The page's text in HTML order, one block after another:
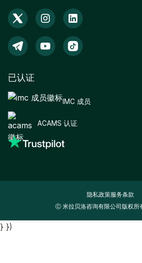
已认证
IMC 成员
ACAMS 认证
隐私政策服务条款
Ⓒ 米拉贝洛咨询有限公司版权所
} })